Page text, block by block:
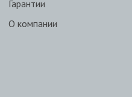
Гарантии
О компании